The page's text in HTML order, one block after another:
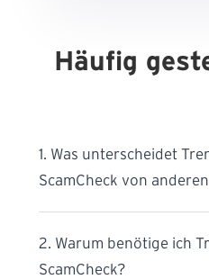
Häufig
1. Was unterscheidet
ScamCheck von
2. Warum benötige ich
ScamCheck?